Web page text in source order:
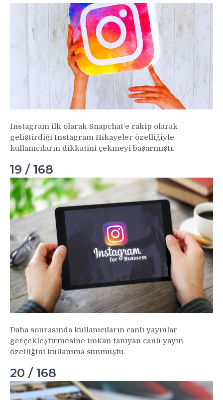
Instagram ilk olarak Snapchat’e rakip olarak
geliştirdiği Instagram Hikayeler özelliğiyle
kullanıcıların dikkatini çekmeyi başarmıştı.
19 / 168
Daha sonrasında kullanıcıların canlı yayınlar
gerçekleştirmesine imkan tanıyan canlı yayın
özelliğini kullanıma sunmuştu.
20 / 168